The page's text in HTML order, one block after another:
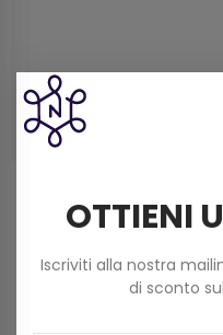
Assortiti, 12 Pz Art 611977
4,90 €
OTTIENI
Iscriviti alla nostra
di sconto